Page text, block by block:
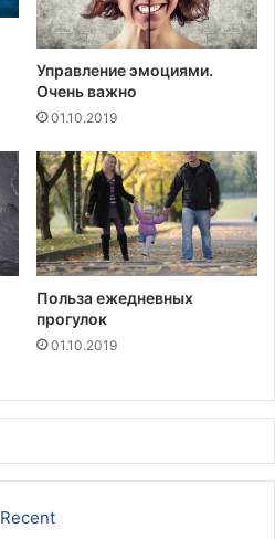
Управление эмоциями.
Очень важно
01.10.2019
Польза ежедневных
прогулок
01.10.2019
Recent